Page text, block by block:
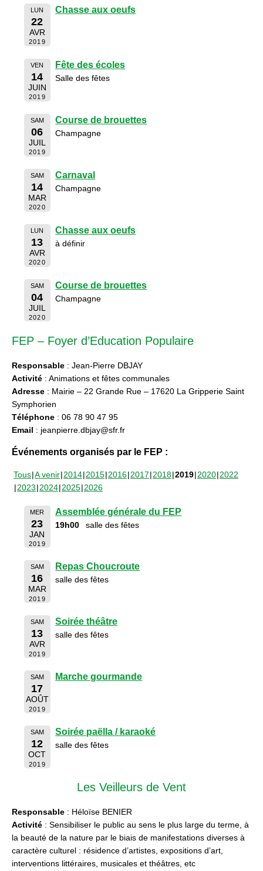
LUN
22
AVR
2019
Chasse aux oeufs
VEN
14
JUIN
2019
Fête des écoles
Salle des fêtes
SAM
06
JUIL
2019
Course de brouettes
Champagne
SAM
14
MAR
2020
Carnaval
Champagne
LUN
13
AVR
2020
Chasse aux oeufs
à définir
SAM
04
JUIL
2020
Course de brouettes
Champagne
FEP – Foyer d’Education Populaire
Responsable : Jean-Pierre DBJAY
Activité : Animations et fêtes communales
Adresse : Mairie – 22 Grande Rue – 17620 La Gripperie Saint
Symphorien
Téléphone : 06 78 90 47 95
Email : jeanpierre.dbjay@sfr.fr
Événements organisés par le FEP :
Tous A venir 2014 2015 2016 2017 2018 2019 2020 2022
2023 2024 2025 2026
MER
23
JAN
2019
Assemblée générale du FEP
19h00 salle des fêtes
SAM
16
MAR
2019
Repas Choucroute
salle des fêtes
SAM
13
AVR
2019
Soirée théâtre
salle des fêtes
SAM
17
AOÛT
2019
Marche gourmande
SAM
12
OCT
2019
Soirée paëlla / karaoké
salle des fêtes
Les Veilleurs de Vent
Responsable : Héloïse BENIER
Activité : Sensibiliser le public au sens le plus large du terme, à
la beauté de la nature par le biais de manifestations diverses à
caractère culturel : résidence d’artistes, expositions d’art,
interventions littéraires, musicales et théâtres, etc